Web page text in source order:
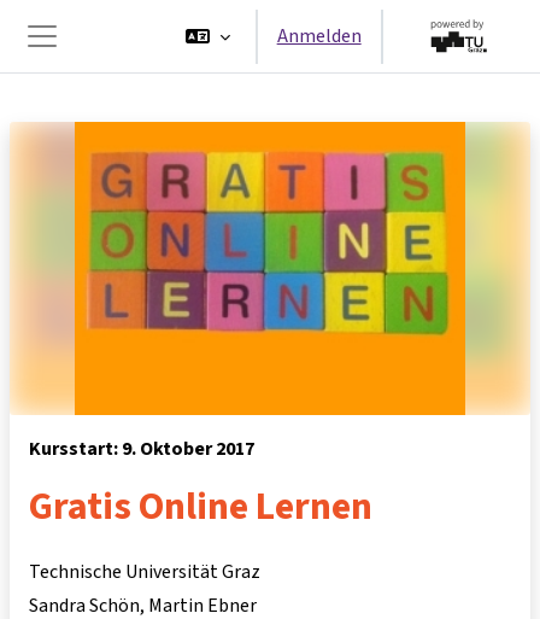
Website-Übersicht
Anmelden
Kursstart: 9. Oktober 2017
Gratis Online Lernen
Technische Universität Graz
Sandra Schön Martin Ebner